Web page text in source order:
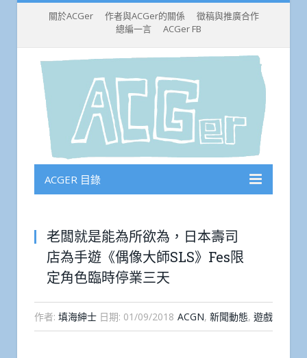
關於ACGer 作者與ACGer的關係
徵稿與推廣合作
總編一言
ACGer FB
ACGER 目錄
老闆就是能為所欲為，日本壽司
店為手遊《偶像大師SLS》Fes限
定角色臨時停業三天
作者: 填海紳士 日期: 01/09/2018 ACGN, 新聞動態, 遊戲